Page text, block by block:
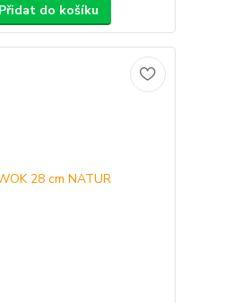
Přidat do košíku